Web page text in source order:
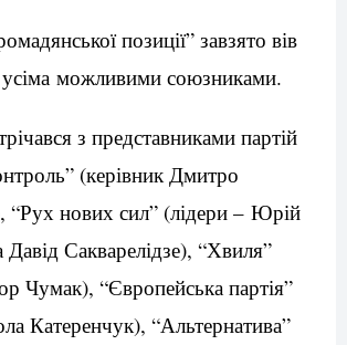
позиції” завзято вів
усіма можливими союзниками.
з представниками партій
(керівник Дмитро
нових сил” (лідери – Юрій
Давід Сакварелідзе), “Хвиля”
Чумак), “Європейська партія”
Катеренчук), “Альтернатива”